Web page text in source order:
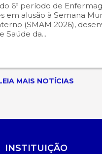
6º período de
em alusão à Semana
(SMAM 2026),
Saúde da...
MAIS NOTÍCIAS
INSTITUIÇÃO